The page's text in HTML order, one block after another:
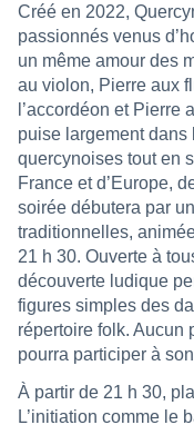
Créé en 2022,
passionnés venus
un même amour des
au violon, Pierre aux
l’accordéon et Pierre
puise largement
quercynoises tout en
France et d’Europe,
soirée débutera par
traditionnelles,
21 h 30. Ouverte à
découverte ludique
figures simples des
répertoire folk. Aucun
pourra participer à
À partir de 21 h 30,
L’initiation comme le